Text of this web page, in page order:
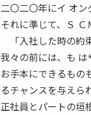
二〇二〇年にイ オ
それに準じて、Ｓ
「入社した時の約
我々の前には、も は
お手本にできるもの
るチャンスを与えら
正社員とパートの垣